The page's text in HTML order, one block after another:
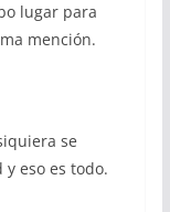
lugar para
mención.
se
eso es todo.